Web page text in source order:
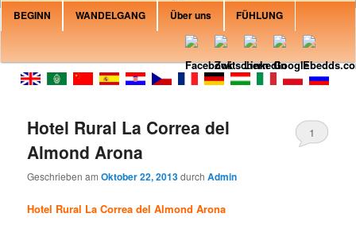
Hauptmenü
Zur primären Inhalt
Zur sekundären Inhalt
BEGINN WANDELGANG Über uns FÜHLUNG
Hotel Rural La Correa del
Almond Arona
Geschrieben amOktober 22, 2013durchAdmin
1
Hotel Rural La Correa del Almond Arona